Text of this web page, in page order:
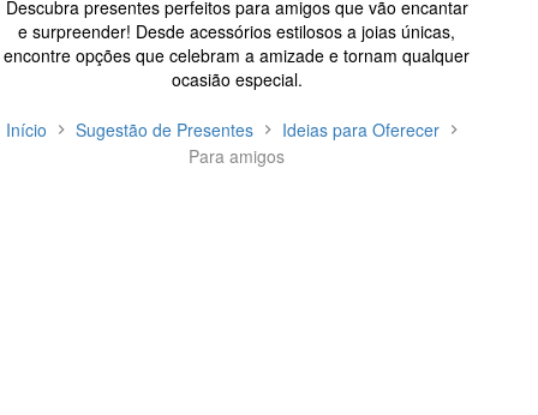
Descubra presentes perfeitos para amigos que vão encantar
e surpreender! Desde acessórios estilosos a joias únicas,
encontre opções que celebram a amizade e tornam qualquer
ocasião especial.
Início Sugestão de Presentes
Ideias para Oferecer
Para amigos